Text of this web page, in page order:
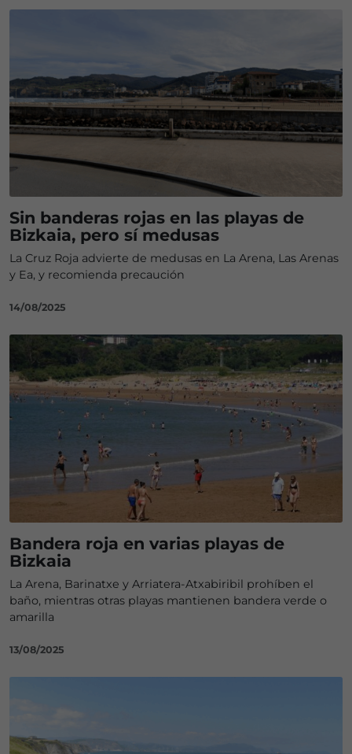
Sin banderas rojas en las playas de
Bizkaia, pero sí medusas
La Cruz Roja advierte de medusas en La Arena, Las Arenas
y Ea, y recomienda precaución
14/08/2025
Bandera roja en varias playas de
Bizkaia
La Arena, Barinatxe y Arriatera-Atxabiribil prohíben el
baño, mientras otras playas mantienen bandera verde o
amarilla
13/08/2025